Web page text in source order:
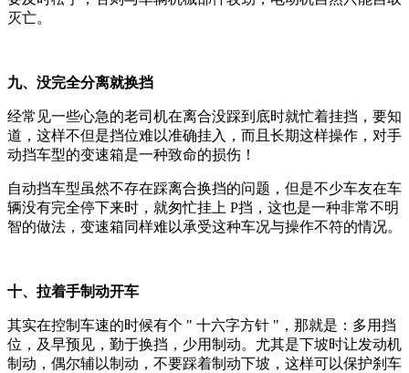
灭亡。
九、没完全分离就换挡
经常见一些心急的老司机在离合没踩到底时就忙着挂挡，要知
道，这样不但是挡位难以准确挂入，而且长期这样操作，对手
动挡车型的变速箱是一种致命的损伤！
自动挡车型虽然不存在踩离合换挡的问题，但是不少车友在车
辆没有完全停下来时，就匆忙挂上 P挡，这也是一种非常不明
智的做法，变速箱同样难以承受这种车况与操作不符的情况。
十、拉着手制动开车
其实在控制车速的时候有个 " 十六字方针 "，那就是：多用挡
位，及早预见，勤于换挡，少用制动。尤其是下坡时让发动机
制动，偶尔辅以制动，不要踩着制动下坡，这样可以保护刹车